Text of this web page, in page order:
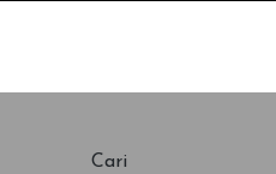
dengan
Cari